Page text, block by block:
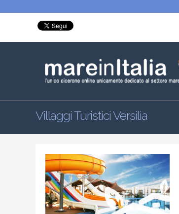
Villaggi Turistici Versilia